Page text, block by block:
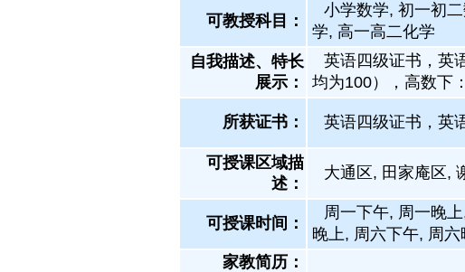
可教授科目：
小学数学, 初一初
学, 高一高二化学
自我描述、特长
展示 ：
英语四级证书，英
均为100），高数下
所获证书 ： 英语四级证书，英
可授课区域描
述：
大通区, 田家庵区,
可授课时间：
周一下午, 周一晚
晚上, 周六下午, 周
家教简历：